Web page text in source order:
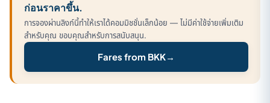
ก่อนราคาขึ้น.
การจองผ่านลิงก์นี้ทำให้เราได้คอมมิชชั่นเล็กน้อย — ไม่มีค่าใช้จ่ายเพิ่มเติม
สำหรับคุณ ขอบคุณสำหรับการสนับสนุน.
Fares from BKK→